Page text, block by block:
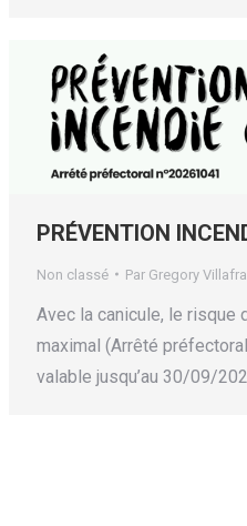
PRÉVENTION
Non classé Par Gregory
Avec la canicule, le risque
maximal (Arrêté
valable jusqu’au 30/09/